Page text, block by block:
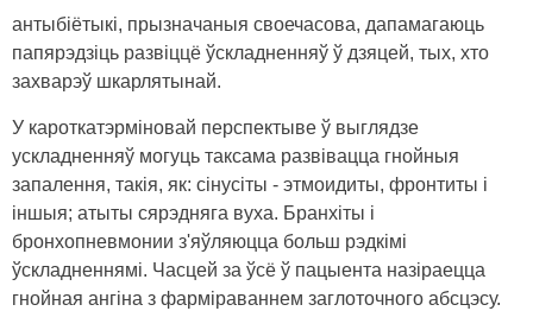
антыбіётыкі, прызначаныя своечасова, дапамагаюць
папярэдзіць развіццё ўскладненняў ў дзяцей, тых, хто
захварэў шкарлятынай.
У кароткатэрміновай перспектыве ў выглядзе
ускладненняў могуць таксама развівацца гнойныя
запалення, такія, як: сінусіты - этмоидиты, фронтиты і
іншыя; атыты сярэдняга вуха. Бранхіты і
бронхопневмонии з'яўляюцца больш рэдкімі
ўскладненнямі. Часцей за ўсё ў пацыента назіраецца
гнойная ангіна з фарміраваннем заглоточного абсцэсу.